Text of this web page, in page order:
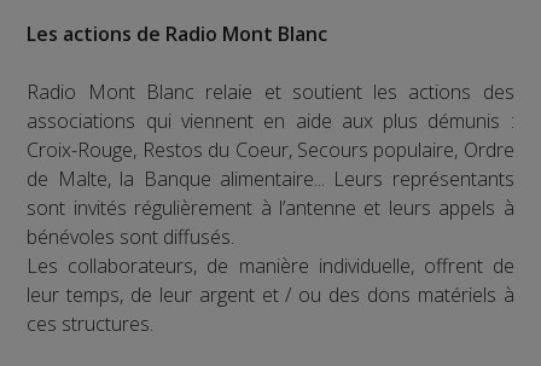
Les actions de Radio Mont Blanc
Radio Mont Blanc relaie et soutient les actions des
associations qui viennent en aide aux plus démunis :
Croix-Rouge, Restos du Coeur, Secours populaire, Ordre
de Malte, la Banque alimentaire... Leurs représentants
sont invités régulièrement à l’antenne et leurs appels à
bénévoles sont diffusés.
Les collaborateurs, de manière individuelle, offrent de
leur temps, de leur argent et / ou des dons matériels à
ces structures.